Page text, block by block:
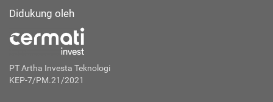
Didukung oleh
PT Artha Investa Teknologi
KEP-7/PM.21/2021